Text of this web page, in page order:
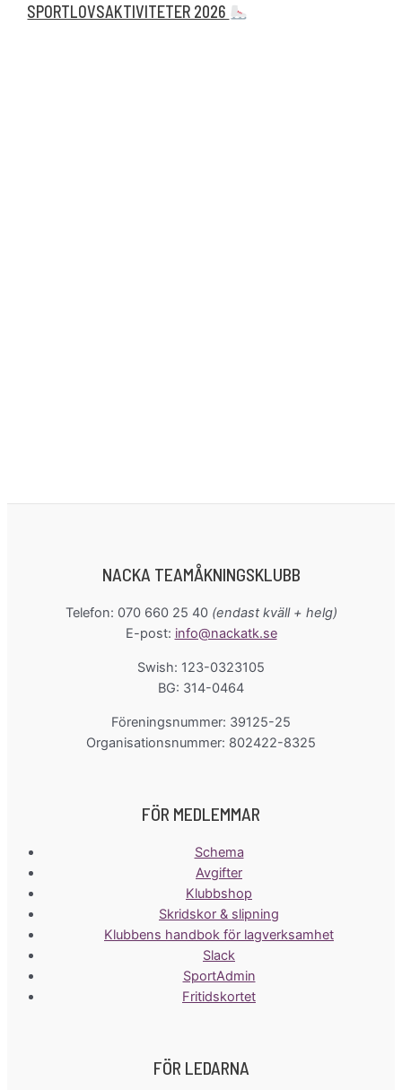
SPORTLOVSAKTIVITETER 2026
NACKA TEAMÅKNINGSKLUBB
Telefon: 070 660 25 40(endast kväll + helg)
E-post: info@nackatk.se
Swish: 123-0323105
BG: 314-0464
Föreningsnummer: 39125-25
Organisationsnummer: 802422-8325
FÖR MEDLEMMAR
Schema
Avgifter
Klubbshop
Skridskor & slipning
Klubbens handbok för lagverksamhet
Slack
SportAdmin
Fritidskortet
FÖR LEDARNA